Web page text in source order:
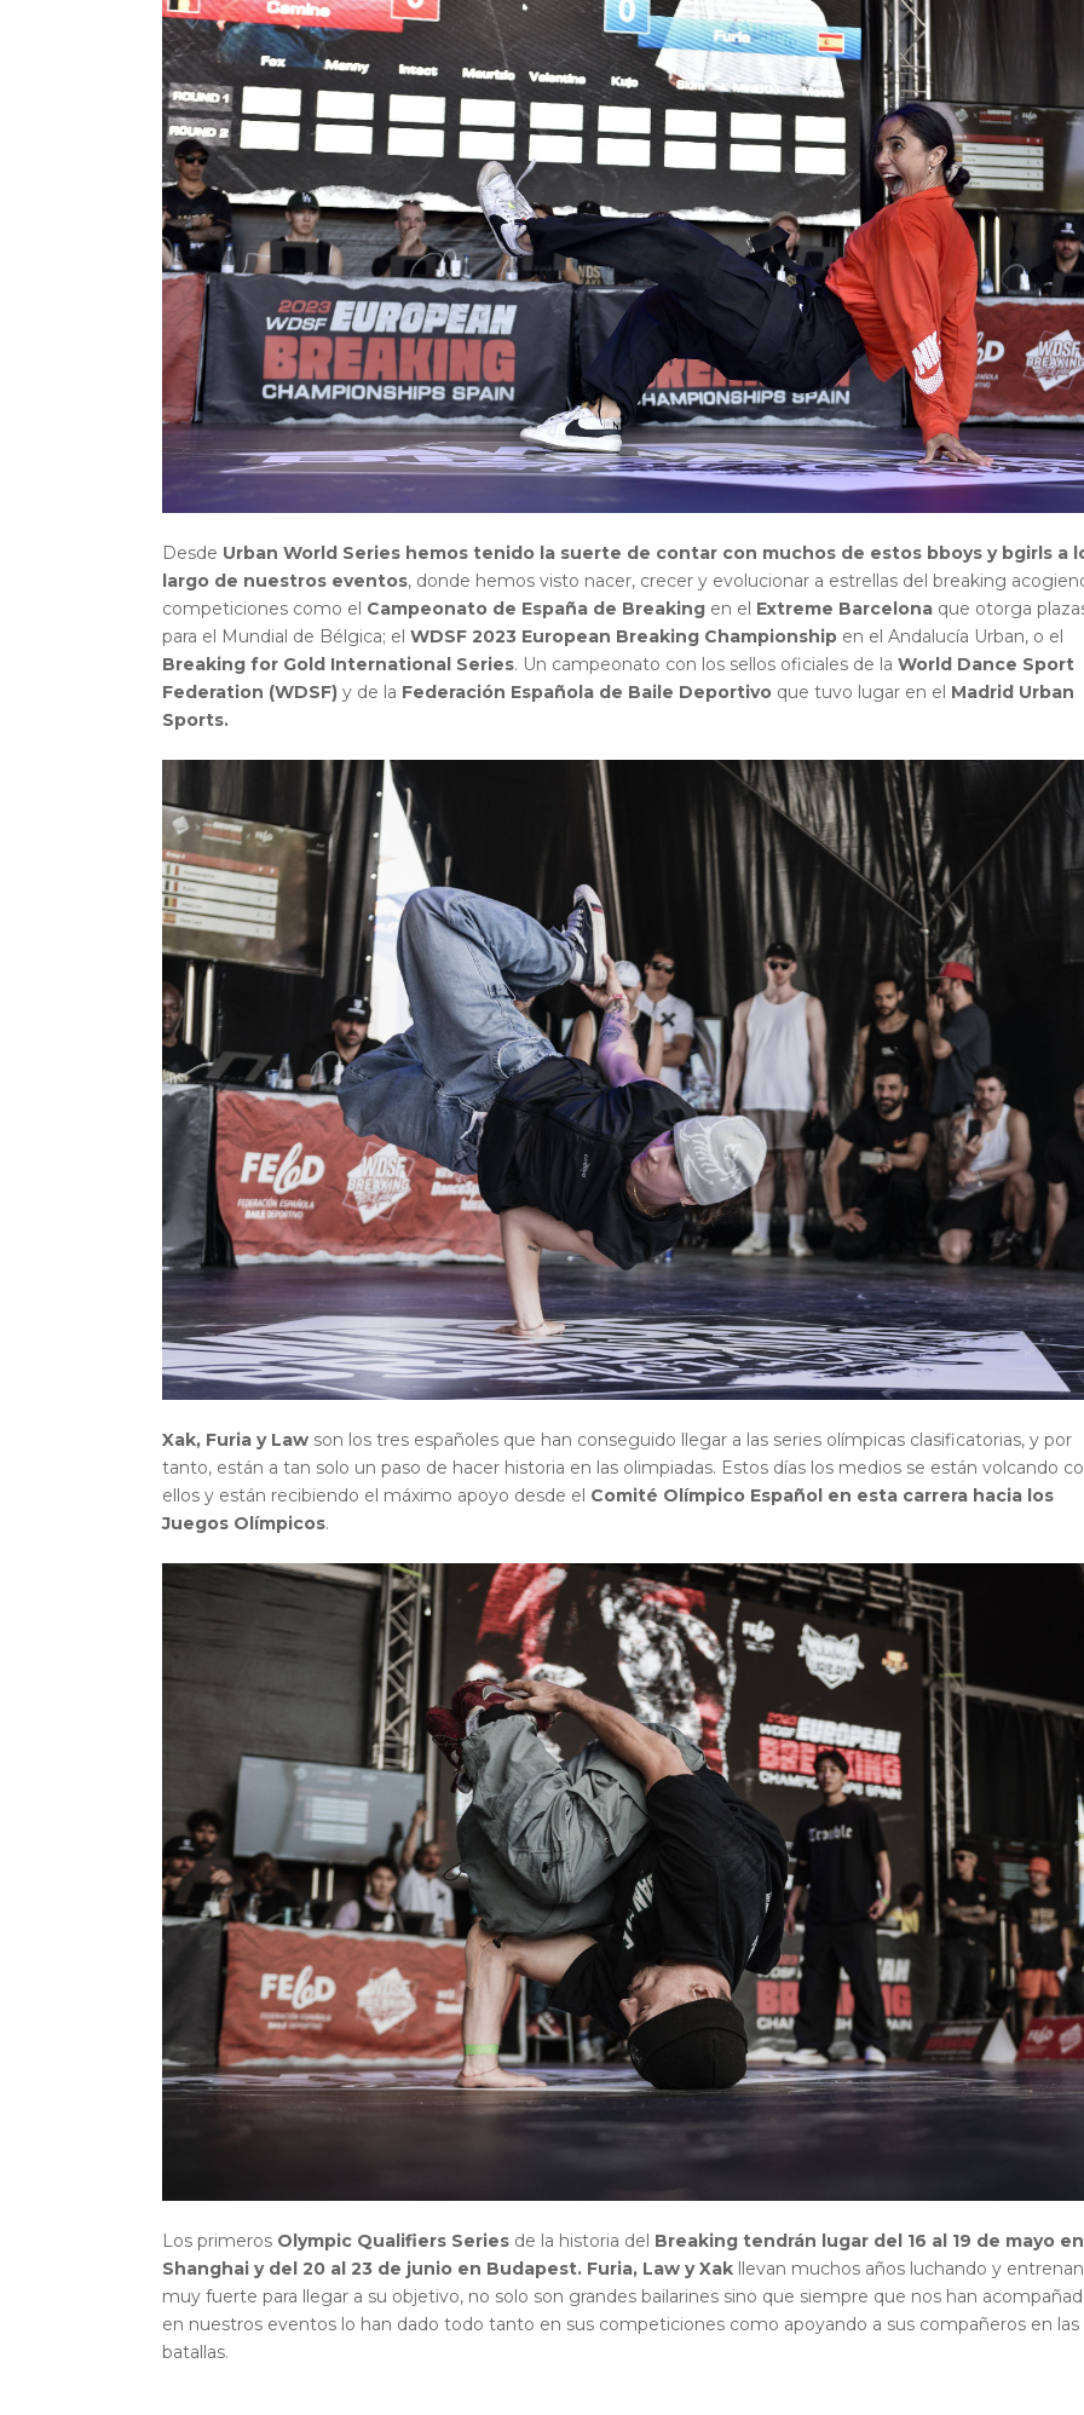
Desde Urban World Series hemos tenido la suerte de contar con muchos de estos bboys y bgirls a
largo de nuestros eventos, donde hemos visto nacer, crecer y evolucionar a estrellas del breaking
competiciones como el Campeonato de España de Breaking en el Extreme Barcelona que otorga
para el Mundial de Bélgica; elWDSF 2023 European Breaking Championship en el Andalucía Urban, o el
Breaking for Gold International Series. Un campeonato con los sellos oficiales de la World Dance Sport
Federation (WDSF) y de la Federación Española de Baile Deportivo que tuvo lugar en el Madrid Urban
Sports.
Xak, Furia y Law son los tres españoles que han conseguido llegar a las series olímpicas clasificatorias, y por
tanto, están a tan solo un paso de hacer historia en las olimpiadas. Estos días los medios se están volcando
ellos y están recibiendo el máximo apoyo desde el Comité Olímpico Español en esta carrera hacia los
Juegos Olímpicos.
Los primeros Olympic Qualifiers Series de la historia del Breaking tendrán lugar del 16 al 19 de mayo en
Shanghai y del 20 al 23 de junio en Budapest. Furia, Law y Xak llevan muchos años luchando y
muy fuerte para llegar a su objetivo, no solo son grandes bailarines sino que siempre que nos han
en nuestros eventos lo han dado todo tanto en sus competiciones como apoyando a sus compañeros en las
batallas.